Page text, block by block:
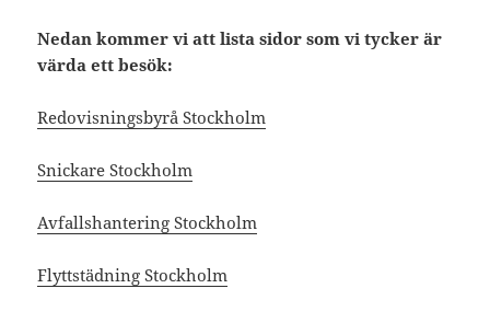
Nedan kommer vi att lista sidor som vi tycker är
värda ett besök:
Redovisningsbyrå Stockholm
Snickare Stockholm
Avfallshantering Stockholm
Flyttstädning Stockholm